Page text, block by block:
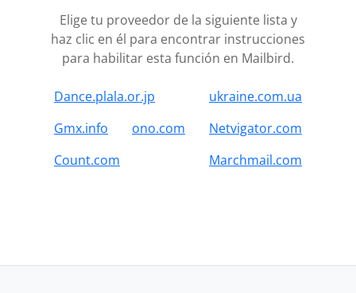
Elige tu proveedor de la siguiente lista y
haz clic en él para encontrar instrucciones
para habilitar esta función en Mailbird.
Dance.plala.or.jp
ukraine.com.ua
Gmx.info
ono.com
Netvigator.com
Count.com
Marchmail.com